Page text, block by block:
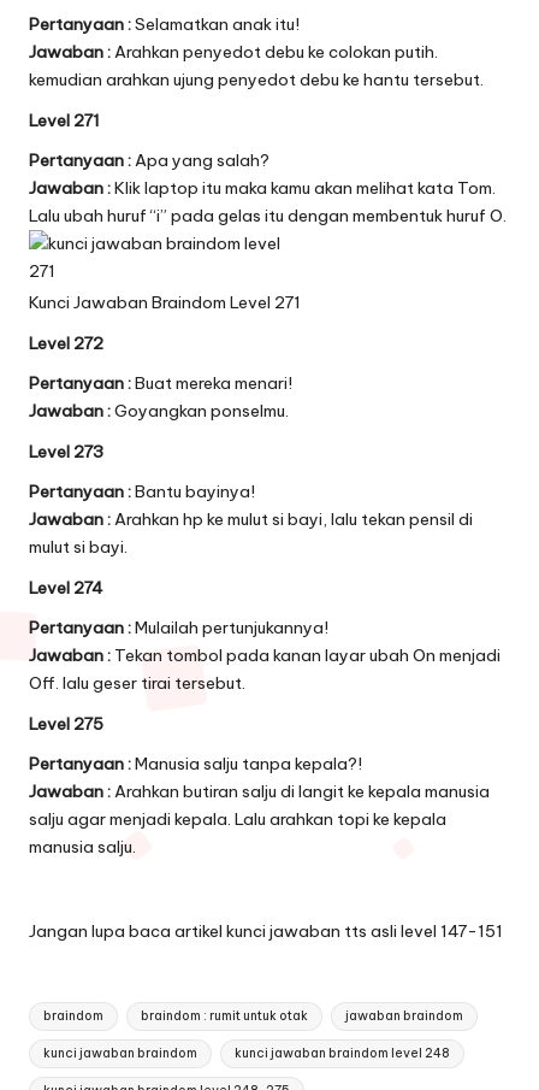
Pertanyaan :Selamatkan anak itu!
Jawaban :Arahkan penyedot debu ke colokan putih.
kemudian arahkan ujung penyedot debu ke hantu tersebut.
Level 271
Pertanyaan :Apa yang salah?
Jawaban :Klik laptop itu maka kamu akan melihat kata Tom.
Lalu ubah huruf “i” pada gelas itu dengan membentuk huruf O.
Kunci Jawaban Braindom Level 271
Level 272
Pertanyaan :Buat mereka menari!
Jawaban :Goyangkan ponselmu.
Level 273
Pertanyaan :Bantu bayinya!
Jawaban :Arahkan hp ke mulut si bayi, lalu tekan pensil di
mulut si bayi.
Level 274
Pertanyaan :Mulailah pertunjukannya!
Jawaban : Tekan tombol pada kanan layar ubah On menjadi
Off. lalu geser tirai tersebut.
Level 275
Pertanyaan :Manusia salju tanpa kepala?!
Jawaban :Arahkan butiran salju di langit ke kepala manusia
salju agar menjadi kepala. Lalu arahkan topi ke kepala
manusia salju.
Jangan lupa baca artikel kunci jawaban tts asli level 147-151
Tags:
braindom braindom : rumit untuk otak jawaban braindom
kunci jawaban braindom kunci jawaban braindom level 248